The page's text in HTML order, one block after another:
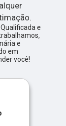
e
e
em
você!